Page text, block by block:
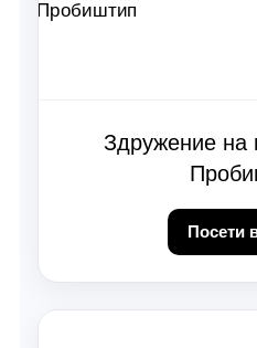
Здружение на
Посети